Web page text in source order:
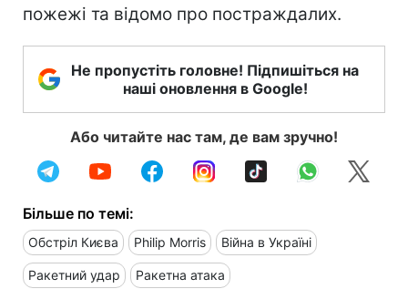
пожежі та відомо про постраждалих.
Не пропустіть головне! Підпишіться на
наші оновлення в Google!
Або читайте нас там, де вам зручно!
Більше по темі:
Обстріл Києва Philip Morris Війна в Україні
Ракетний удар Ракетна атака